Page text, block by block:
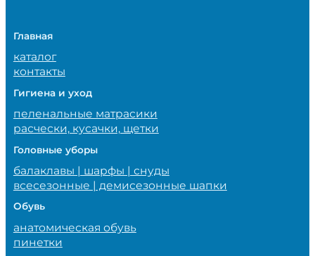
Главная
каталог
контакты
Гигиена и уход
пеленальные матрасики
расчески, кусачки, щетки
Головные уборы
балаклавы | шарфы | снуды
всесезонные | демисезонные шапки
Обувь
анатомическая обувь
пинетки